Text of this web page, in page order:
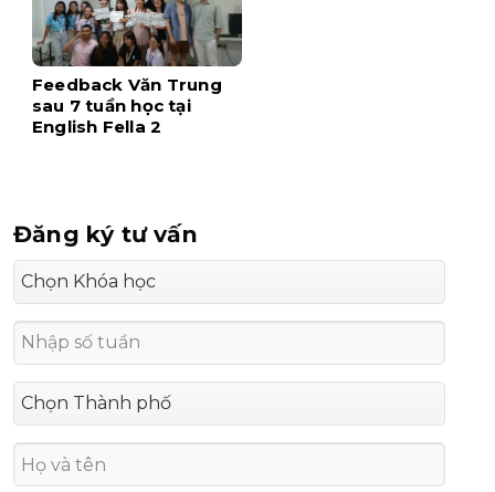
Feedback Văn Trung
sau 7 tuần học tại
English Fella 2
Đăng ký tư vấn